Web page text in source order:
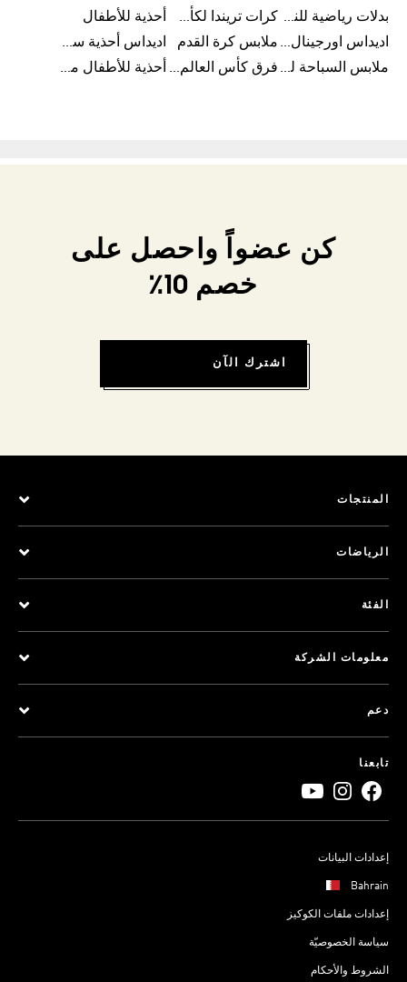
بدلات رياضية للنساء
كرات تريندا لكأس العالم FIFA 26™
أحذية للأطفال
اديداس اورجينال ملابس ملابس كرة القدم
اديداس أحذية سوبرنوفا للرجال
ملابس السباحة للرجال
فرق كأس العالم FIFA 26™ أحذية للأطفال من 8 إلى 16 سنة
كن عضواً واحصل على
خصم 10٪
اشترك الآن
المنتجات
الرياضات
الفئة
معلومات الشركة
دعم
تابعنا
إعدادات البيانات
Bahrain
إعدادات ملفات الكوكيز
سياسة الخصوصيّة
الشروط والأحكام